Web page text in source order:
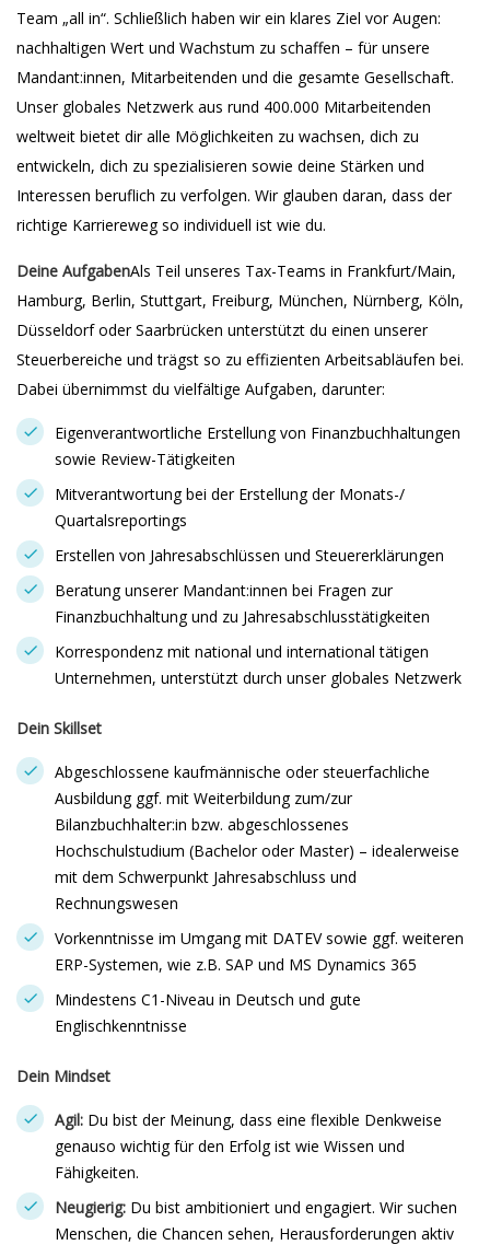
Team „all in“. Schließlich haben wir ein klares Ziel vor Augen:
nachhaltigen Wert und Wachstum zu schaffen – für unsere
Mandant:innen, Mitarbeitenden und die gesamte Gesellschaft.
Unser globales Netzwerk aus rund 400.000 Mitarbeitenden
weltweit bietet dir alle Möglichkeiten zu wachsen, dich zu
entwickeln, dich zu spezialisieren sowie deine Stärken und
Interessen beruflich zu verfolgen. Wir glauben daran, dass der
richtige Karriereweg so individuell ist wie du.
Deine AufgabenAls Teil unseres Tax-Teams in Frankfurt/Main,
Hamburg, Berlin, Stuttgart, Freiburg, München, Nürnberg, Köln,
Düsseldorf oder Saarbrücken unterstützt du einen unserer
Steuerbereiche und trägst so zu effizienten Arbeitsabläufen bei.
Dabei übernimmst du vielfältige Aufgaben, darunter:
Eigenverantwortliche Erstellung von Finanzbuchhaltungen
sowie Review-Tätigkeiten
Mitverantwortung bei der Erstellung der Monats-/
Quartalsreportings
Erstellen von Jahresabschlüssen und Steuererklärungen
Beratung unserer Mandant:innen bei Fragen zur
Finanzbuchhaltung und zu Jahresabschlusstätigkeiten
Korrespondenz mit national und international tätigen
Unternehmen, unterstützt durch unser globales Netzwerk
Dein Skillset
Abgeschlossene kaufmännische oder steuerfachliche
Ausbildung ggf. mit Weiterbildung zum/zur
Bilanzbuchhalter:in bzw. abgeschlossenes
Hochschulstudium (Bachelor oder Master) – idealerweise
mit dem Schwerpunkt Jahresabschluss und
Rechnungswesen
Vorkenntnisse im Umgang mit DATEV sowie ggf. weiteren
ERP-Systemen, wie z.B. SAP und MS Dynamics 365
Mindestens C1-Niveau in Deutsch und gute
Englischkenntnisse
Dein Mindset
Agil: Du bist der Meinung, dass eine flexible Denkweise
genauso wichtig für den Erfolg ist wie Wissen und
Fähigkeiten.
Neugierig: Du bist ambitioniert und engagiert. Wir suchen
Menschen, die Chancen sehen, Herausforderungen aktiv